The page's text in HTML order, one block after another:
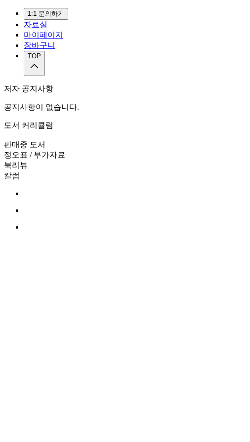
1:1 문의하기
자료실
마이페이지
장바구니
TOP
저자 공지사항
공지사항이 없습니다.
도서 커리큘럼
판매중 도서
정오표 / 부가자료
북리뷰
칼럼